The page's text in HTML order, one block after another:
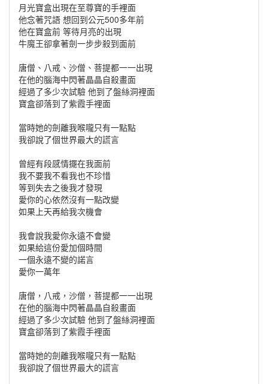
月光寶盒出現在至尊寶的手裡面
他念著咒語 想回到公元500多年前
他在寶盒前 等待月亮的出現
牛魔王卻拿著劍一步步殺到面前
唐僧、八戒、沙僧、菩提都一一出現
在他的腦海中閃著晶晶自殺畫面
經過了多少次試驗 他到了盤絲洞裡面
寶盒卻落到了紫霞手裡面
當時她的劍離我喉嚨只有一點點
我卻說了個世界最大的謊言
曾經有段感情擺在我面前
我不要我不看我也不珍惜
等到失去之後我才發現
愛你的心依然沒有一點改變
如果上天再給我次機會
我會說我愛你永遠不會變
如果給這份愛加個時間
一個永遠不變的諾言
愛你一萬年
唐僧，八戒，沙僧，菩提都一一出現
在他的腦海中閃著晶晶自殺畫面
經過了多少次試驗 他到了盤絲洞裡面
寶盒卻落到了紫霞手裡面
當時她的劍離我喉嚨只有一點點
我卻說了個世界最大的謊言